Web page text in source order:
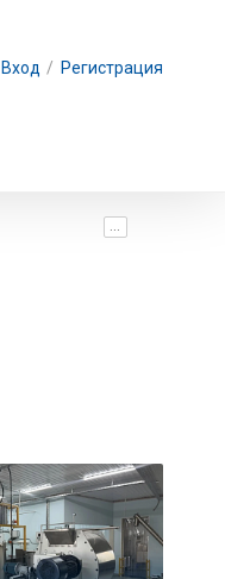
Вход / Регистрация
...